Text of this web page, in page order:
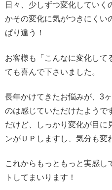
日々、少しずつ変化していく
かその変化に気がつきにくい
ぱり違う！
お客様も「こんなに変化して
ても喜んで下さいました。
長年かけてきたお悩みが、3
のは感じていただけたようで
だけど、しっかり変化が目に
ンがＵＰしますし、気分も変
これからもっともっと実感し
トしてまいります！